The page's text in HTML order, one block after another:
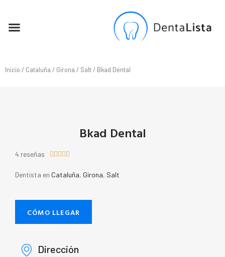
Inicio / Cataluña / Girona / Salt/ Bkad Dental
Bkad Dental
4 reseñas     
Dentista en Cataluña, Girona, Salt
CÓMO LLEGAR
Dirección